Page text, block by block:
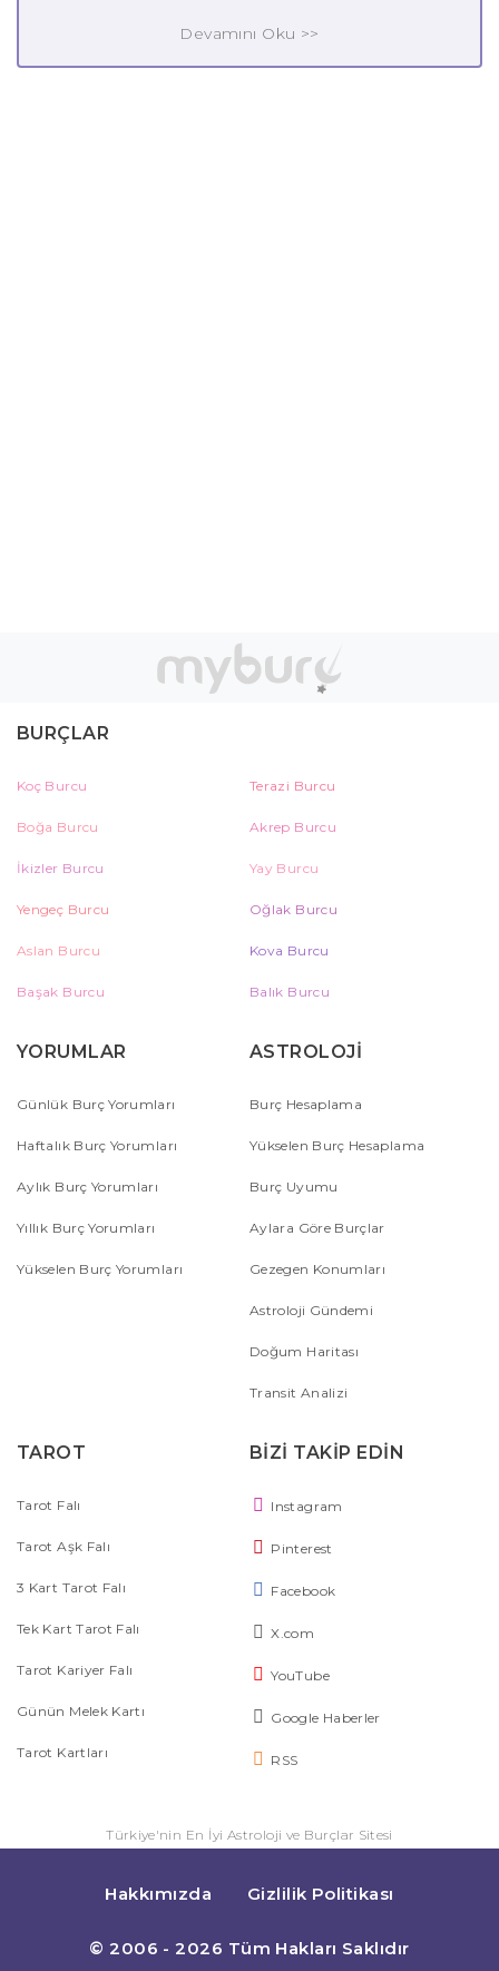
Devamını Oku >>
BURÇLAR
Koç Burcu Terazi Burcu
Boğa Burcu Akrep Burcu
İkizler Burcu Yay Burcu
Yengeç Burcu Oğlak Burcu
Aslan Burcu Kova Burcu
Başak Burcu Balık Burcu
YORUMLAR
Günlük Burç Yorumları
Haftalık Burç Yorumları
Aylık Burç Yorumları
Yıllık Burç Yorumları
Yükselen Burç Yorumları
ASTROLOJİ
Burç Hesaplama
Yükselen Burç Hesaplama
Burç Uyumu
Aylara Göre Burçlar
Gezegen Konumları
Astroloji Gündemi
Doğum Haritası
Transit Analizi
TAROT
Tarot Falı
Tarot Aşk Falı
3 Kart Tarot Falı
Tek Kart Tarot Falı
Tarot Kariyer Falı
Günün Melek Kartı
Tarot Kartları
BİZİ TAKİP EDİN
Instagram
Pinterest
Facebook
X.com
YouTube
Google Haberler
RSS
Türkiye'nin En İyi Astroloji ve Burçlar Sitesi
Hakkımızda Gizlilik Politikası
© 2006 - 2026 Tüm Hakları Saklıdır